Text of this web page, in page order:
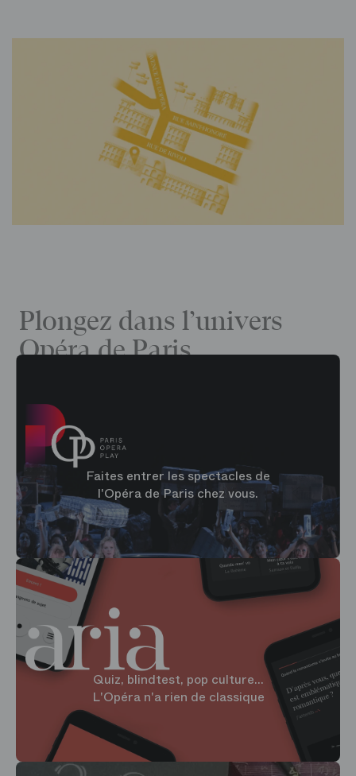
Plongez dans l’univers
Opéra de Paris
Faites entrer les spectacles de
l'Opéra de Paris chez vous.
Quiz, blindtest, pop culture...
L'Opéra n'a rien de classique